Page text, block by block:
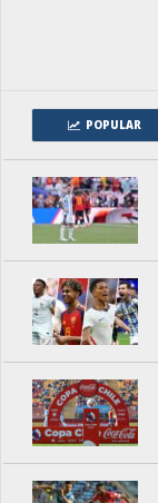
POPULAR